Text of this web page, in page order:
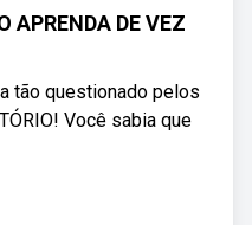
APRENDA DE VEZ
tão questionado pelos
Você sabia que